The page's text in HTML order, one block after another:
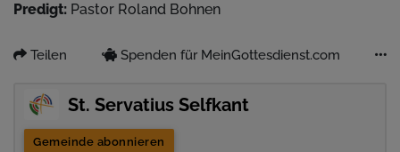
Predigt: Pastor Roland Bohnen
Teilen Spenden für MeinGottesdienst.com
St. Servatius Selfkant
Gemeinde abonnieren